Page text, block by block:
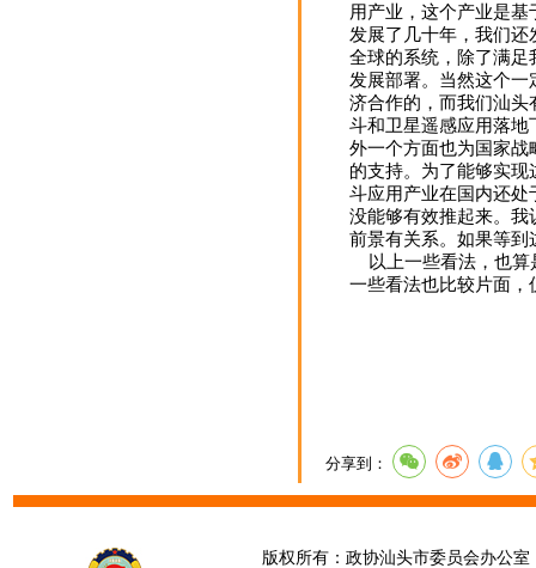
用产业，这个产业是
发展了几十年，我们
全球的系统，除了满
发展部署。当然这个
济合作的，而我们汕
斗和卫星遥感应用落
外一个方面也为国家
的支持。为了能够实
斗应用产业在国内还
没能够有效推起来。
前景有关系。如果等
以上一些看法，也算
一些看法也比较片面，
分享到：
版权所有：政协汕头市委员会办公